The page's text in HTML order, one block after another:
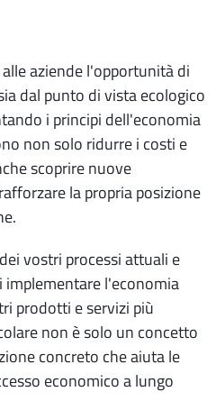
aziende l'opportunità di
dal punto di vista ecologico
i principi dell'economia
non solo ridurre i costi e
scoprire nuove
la propria posizione
vostri processi attuali e
l'economia
prodotti e servizi più
non è solo un concetto
concreto che aiuta le
economico a lungo